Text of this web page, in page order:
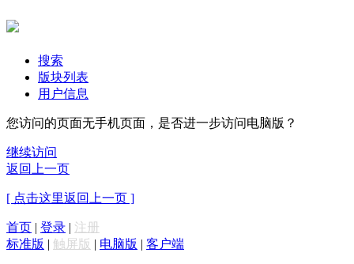
搜索
版块列表
用户信息
您访问的页面无手机页面，是否进一步访问电脑版？
继续访问
返回上一页
[ 点击这里返回上一页 ]
首页 | 登录 | 注册
标准版 | 触屏版 | 电脑版 | 客户端